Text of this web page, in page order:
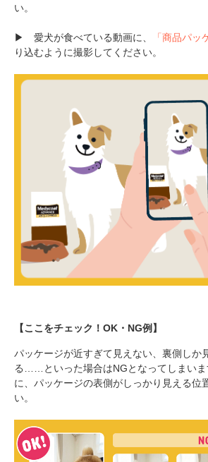
い。
▶ 愛犬が食べている動画に、 「商品パッ
り込むように撮影してください。
【ここをチェック！OK・NG例】
パッケージが近すぎて見えない、裏側しか
る……といった場合はNGとなってしまいま
に、パッケージの表側がしっかり見える位
い。
アプリをダウンロード